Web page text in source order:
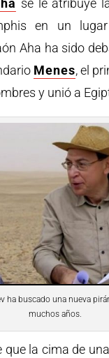
en un
Aha ha sido
Menes, el
y unió a
ha buscado una nueva
muchos años.
que la cima de